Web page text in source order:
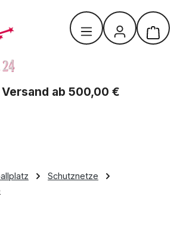
ab 500,00 €
Schutznetze